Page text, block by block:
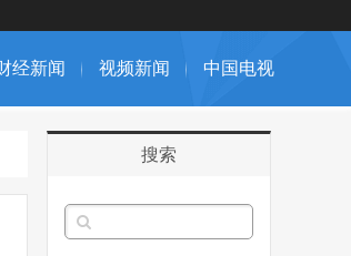
经新闻 视频新闻 中国电视
搜索